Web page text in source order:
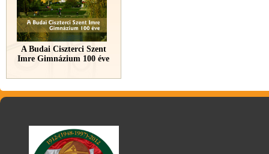
A Budai Ciszterci Szent
Imre Gimnázium 100 éve